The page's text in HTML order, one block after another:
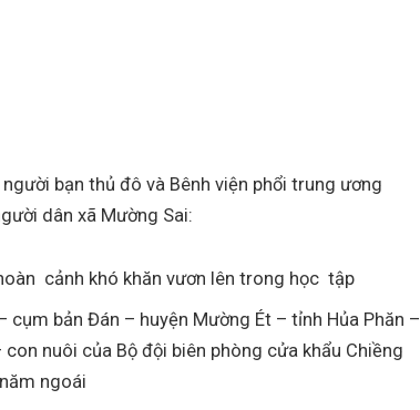
bạn thủ đô và Bênh viện phổi trung ương
dân xã Mường Sai:
cảnh khó khăn vươn lên trong học tập
bản Đán – huyện Mường Ét – tỉnh Hủa Phăn –
con nuôi của Bộ đội biên phòng cửa khẩu Chiềng
ngoái